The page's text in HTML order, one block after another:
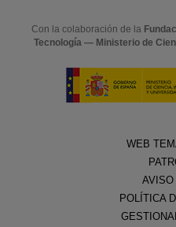
Con la colaboración de la
Tecnología — Ministerio de
WEB
POLÍTICA